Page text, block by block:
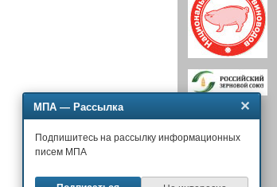
МПА — Рассылка ✕
Подпишитесь на рассылку информационных
писем МПА